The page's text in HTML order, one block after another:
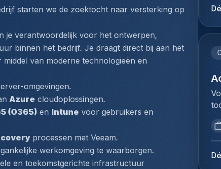
starten we de zoektocht naar versterking op
je verantwoordelijk voor het ontwerpen,
binnen het bedrijf. Je draagt direct bij aan het
van moderne technologieën en
omgevingen.
Azure cloudoplossingen.
(O365) en Intune voor gebruikers en
processen met Veeam.
werkomgeving te waarborgen.
en toekomstgerichte infrastructuur